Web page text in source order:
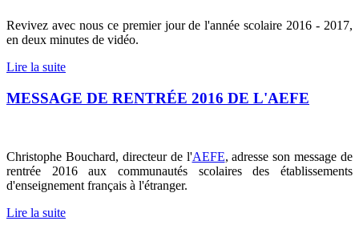
Revivez avec nous ce premier jour de l'année scolaire 2016 - 2017,
en deux minutes de vidéo.
Lire la suite
MESSAGE DE RENTRÉE 2016 DE L'AEFE
Christophe Bouchard, directeur de l'AEFE, adresse son message de
rentrée 2016 aux communautés scolaires des établissements
d'enseignement français à l'étranger.
Lire la suite